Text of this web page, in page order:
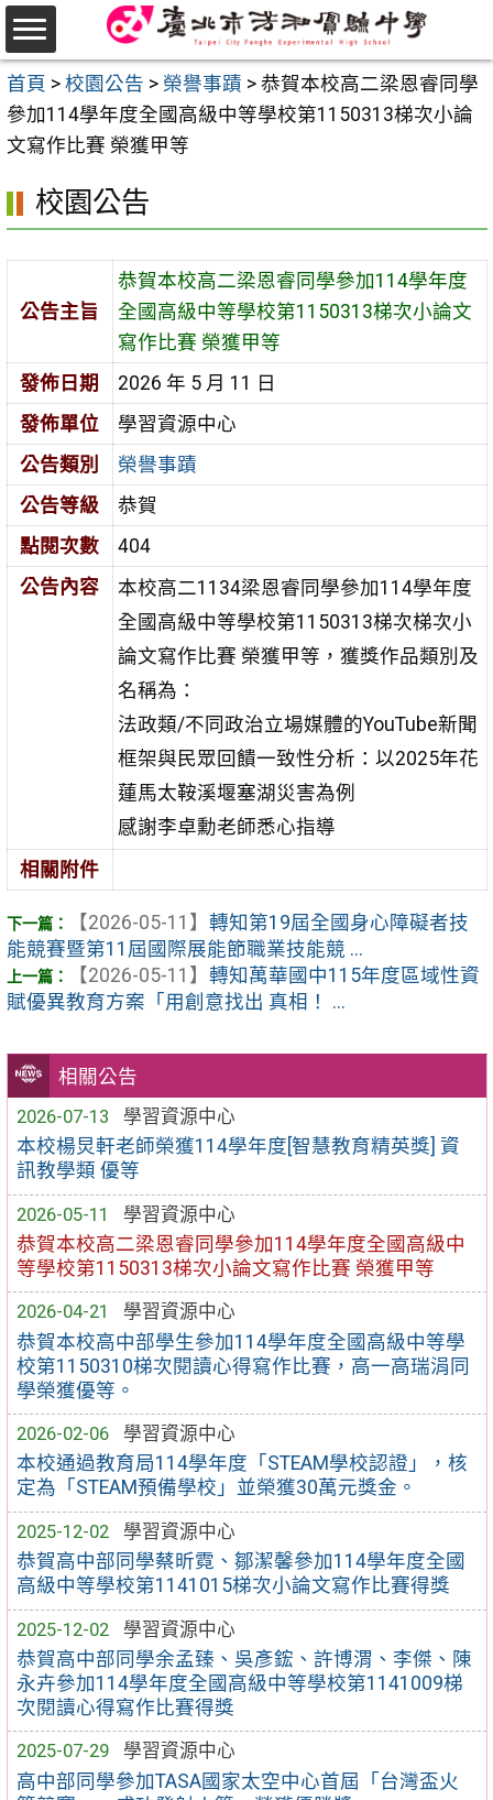
跳
至
主
要
內
首頁 > 校園公告 > 榮譽事蹟 > 恭賀本校高二梁恩睿同學
參加114學年度全國高級中等學校第1150313梯次小論
文寫作比賽 榮獲甲等
相關公告
2026-07-13
學習資源中心
本校楊炅軒老師榮獲114學年度[智慧教育精英獎] 資
訊教學類 優等
2026-05-11
學習資源中心
恭賀本校高二梁恩睿同學參加114學年度全國高級中
等學校第1150313梯次小論文寫作比賽 榮獲甲等
2026-04-21
學習資源中心
恭賀本校高中部學生參加114學年度全國高級中等學
校第1150310梯次閱讀心得寫作比賽，高一高瑞涓同
學榮獲優等。
2026-02-06
學習資源中心
本校通過教育局114學年度「STEAM學校認證」，核
定為「STEAM預備學校」並榮獲30萬元獎金。
2025-12-02
學習資源中心
恭賀高中部同學蔡昕霓、鄒潔馨參加114學年度全國
高級中等學校第1141015梯次小論文寫作比賽得獎
2025-12-02
學習資源中心
恭賀高中部同學余孟臻、吳彥鋐、許博渭、李傑、陳
永卉參加114學年度全國高級中等學校第1141009梯
次閱讀心得寫作比賽得獎
2025-07-29
學習資源中心
高中部同學參加TASA國家太空中心首屆「台灣盃火
校園公告
公告主旨
恭賀本校高二梁恩睿同學參加114學年度
全國高級中等學校第1150313梯次小論文
寫作比賽 榮獲甲等
發佈日期
2026 年 5 月 11 日
發佈單位
學習資源中心
公告類別
榮譽事蹟
公告等級
恭賀
點閱次數
404
公告內容
本校高二1134梁恩睿同學參加114學年度
全國高級中等學校第1150313梯次梯次小
論文寫作比賽 榮獲甲等，獲獎作品類別及
名稱為：
法政類/不同政治立場媒體的YouTube新聞
框架與民眾回饋一致性分析：以2025年花
蓮馬太鞍溪堰塞湖災害為例
感謝李卓勳老師悉心指導
相關附件
【2026-05-11】 轉知第19屆全國身心障礙者技
能競賽暨第11屆國際展能節職業技能競 ...
【2026-05-11】 轉知萬華國中115年度區域性資
賦優異教育方案「用創意找出 真相！ ...
選
單